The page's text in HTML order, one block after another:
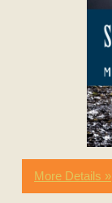
More Details »